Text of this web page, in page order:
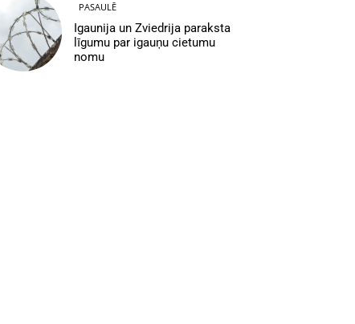
PASAULĒ
Igaunija un Zviedrija paraksta
līgumu par igauņu cietumu
nomu